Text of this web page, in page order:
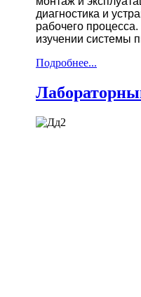
диагностика и
рабочего
изучении системы
Подробнее...